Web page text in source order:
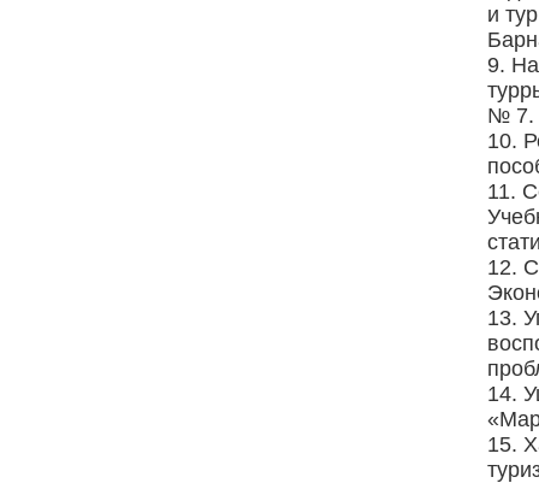
и
9.
№ 7.
10.
11.
12.
13.
14.
15.